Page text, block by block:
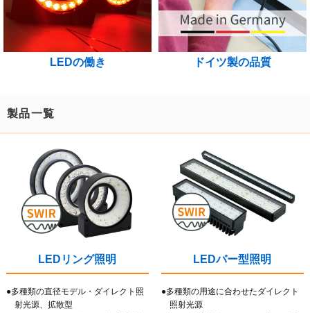
LEDの働き ドイツ製の品質
製品一覧
LEDリング照明
●多種類の直径モデル・ダイレクト照
射光源、拡散型
LEDバー型照明
●多種類の用途に合わせたダイレクト
照射光源